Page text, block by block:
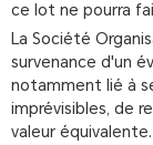
ce lot ne pourra
La Société
survenance d'un
notamment lié à
imprévisibles, de
valeur